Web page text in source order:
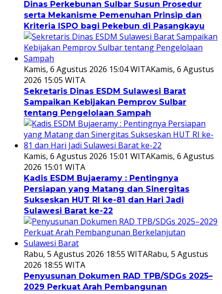
Dinas Perkebunan Sulbar Susun Prosedur
serta Mekanisme Pemenuhan Prinsip dan
Kriteria ISPO bagi Pekebun di Pasangkayu
Kamis, 6 Agustus 2026 15:04 WITAKamis, 6 Agustus
2026 15:05 WITA
Sekretaris Dinas ESDM Sulawesi Barat
Sampaikan Kebijakan Pemprov Sulbar
tentang Pengelolaan Sampah
Kamis, 6 Agustus 2026 15:01 WITAKamis, 6 Agustus
2026 15:01 WITA
Kadis ESDM Bujaeramy : Pentingnya
Persiapan yang Matang dan Sinergitas
Sukseskan HUT RI ke-81 dan Hari Jadi
Sulawesi Barat ke-22
Rabu, 5 Agustus 2026 18:55 WITARabu, 5 Agustus
2026 18:55 WITA
Penyusunan Dokumen RAD TPB/SDGs 2025–
2029 Perkuat Arah Pembangunan